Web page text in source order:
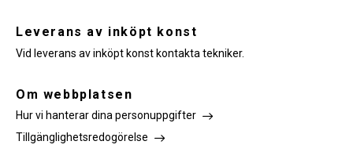
Leverans av inköpt konst
Vid leverans av inköpt konst kontakta tekniker.
Om webbplatsen
Hur vi hanterar dina personuppgifter
Tillgänglighetsredogörelse